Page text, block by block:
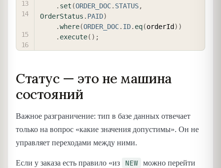
. set (ORDER_DOC. STATUS,
OrderStatus . PAID)
.where(ORDER_DOC. ID. eq(orderId ) )
. execute( ) ;
Статус — это не машина
состояний
Важное разграничение: тип в базе данных отвечает
только на вопрос «какие значения допустимы». Он не
управляет переходами между ними.
Если у заказа есть правило «из NEW можно перейти